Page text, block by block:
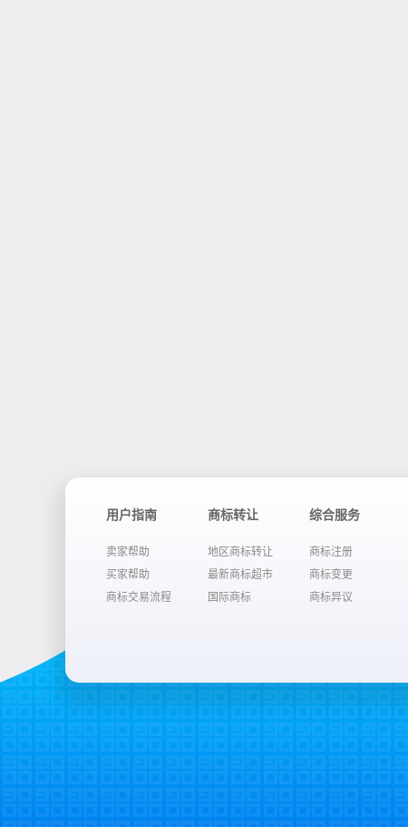
用户指南
卖家帮助
买家帮助
商标交易流程
商标转让
地区商标转让
最新商标超市
国际商标
综合服务
商标注册
商标变更
商标异议